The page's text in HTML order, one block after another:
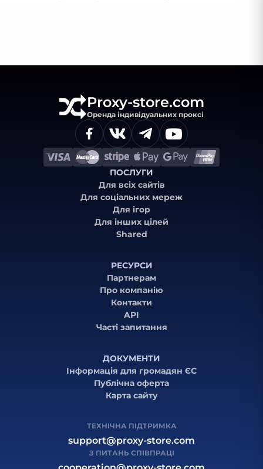
Proxy-store.com
Оренда індивідуальних проксі
ПОСЛУГИ
Для всіх сайтів
Для соціальних мереж
Для ігор
Для інших цілей
Shared
РЕСУРСИ
Партнерам
Про компанію
Контакти
API
Часті запитання
ДОКУМЕНТИ
Інформація для громадян ЄС
Публічна оферта
Карта сайту
ТЕХНІЧНА ПІДТРИМКА
support@proxy-store.com
З ПИТАНЬ СПІВПРАЦІ